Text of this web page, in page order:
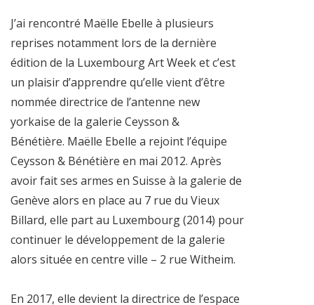
J’ai rencontré Maëlle Ebelle à plusieurs
reprises notamment lors de la dernière
édition de la Luxembourg Art Week et c’est
un plaisir d’apprendre qu’elle vient d’être
nommée directrice de l’antenne new
yorkaise de la galerie Ceysson &
Bénétière. Maëlle Ebelle a rejoint l’équipe
Ceysson & Bénétière en mai 2012. Après
avoir fait ses armes en Suisse à la galerie de
Genève alors en place au 7 rue du Vieux
Billard, elle part au Luxembourg (2014) pour
continuer le développement de la galerie
alors située en centre ville – 2 rue Witheim.
En 2017, elle devient la directrice de l’espace